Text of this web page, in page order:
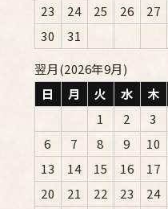
23
24 25 26 27
30
31
翌月(2026年9月)
日
月 火 水 木
1
2 3
6
7 8 9 10
13
14 15 16 17
20
21 22 23 24